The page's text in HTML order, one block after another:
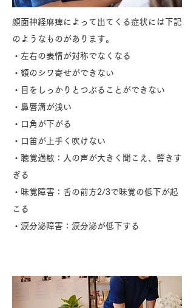
顔面神経麻痺によって出てくる症状には下記
のようなものがあります。
・左右の表情が対称でなくなる
・額のシワ寄せができない
・目をしっかりとつぶることができない
・鼻唇溝が浅い
・口角が下がる
・口笛が上手く吹けない
・聴覚過敏：人の声が大きく聞こえ、響きす
ぎる
・味覚障害：舌の前方2/3で味覚の低下が起
こる
・涙分泌障害：涙分泌が低下する